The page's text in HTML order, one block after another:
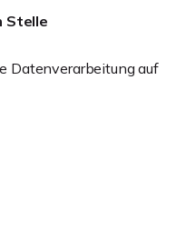
Stelle
Datenverarbeitung auf